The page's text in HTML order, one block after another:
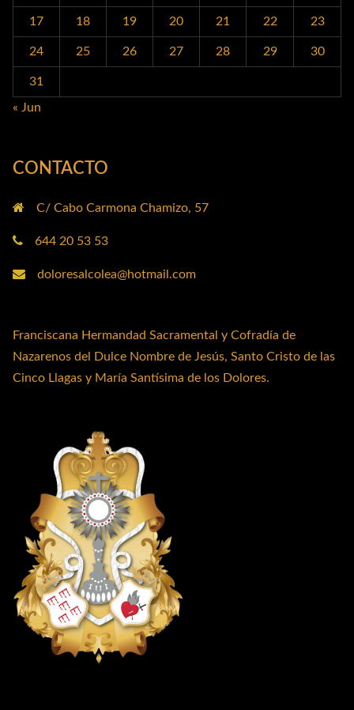
17 18 19 20 21 22 23
24 25 26 27 28 29 30
31
« Jun
CONTACTO
C/ Cabo Carmona Chamizo, 57
644 20 53 53
doloresalcolea@hotmail.com
Franciscana Hermandad Sacramental y Cofradía de
Nazarenos del Dulce Nombre de Jesús, Santo Cristo de las
Cinco Llagas y María Santísima de los Dolores.